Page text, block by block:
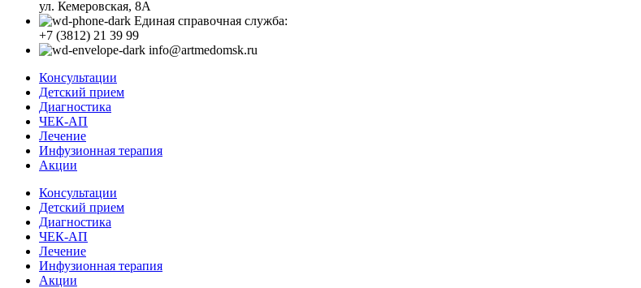
ул. Кемеровская, 8А
Единая справочная служба:
+7 (3812) 21 39 99
info@artmedomsk.ru
Консультации
Детский прием
Диагностика
ЧЕК-АП
Лечение
Инфузионная терапия
Акции
Консультации
Детский прием
Диагностика
ЧЕК-АП
Лечение
Инфузионная терапия
Акции